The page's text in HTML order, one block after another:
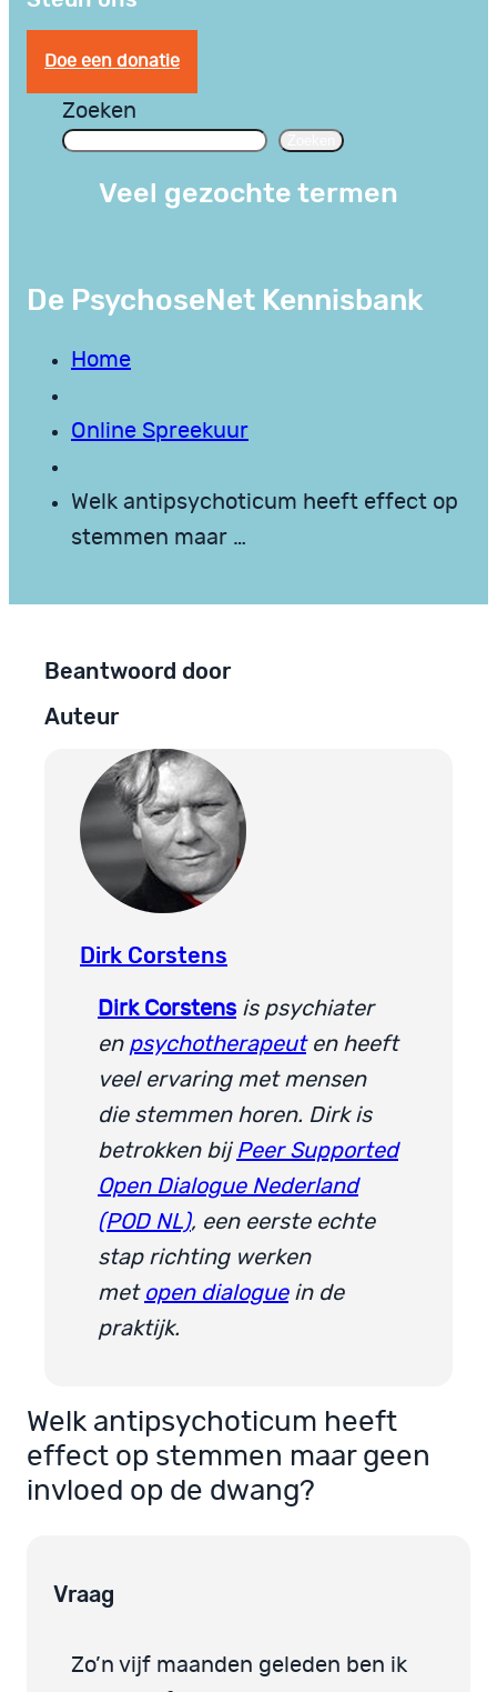
Doe een donatie
Zoeken
Veel gezochte termen
De PsychoseNet Kennisbank
Home
Online Spreekuur
Welk antipsychoticum heeft effect op
stemmen maar …
Beantwoord door
Auteur
Dirk Corstens
Dirk Corstens is psychiater
en psychotherapeuten heeft
veel ervaring met mensen
die stemmen horen. Dirk is
betrokken bij Peer Supported
Open Dialogue Nederland
(POD NL), een eerste echte
stap richting werken
met open dialoguein de
praktijk.
Welk antipsychoticum heeft
effect op stemmen maar geen
invloed op de dwang?
Vraag
Zo’n vijf maanden geleden ben ik